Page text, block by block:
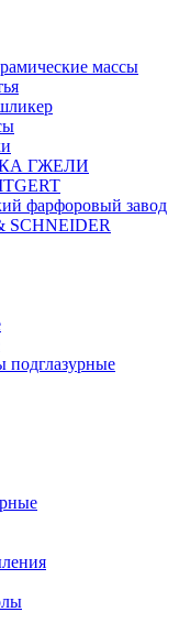
массы
ГЖЕЛИ
фарфоровый завод
SCHNEIDER
подглазурные